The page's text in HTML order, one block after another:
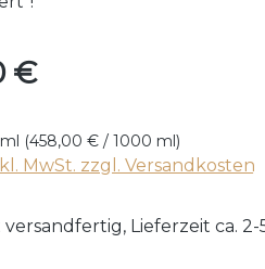
Preis:
€
(458,00 € / 1000 ml)
MwSt. zzgl. Versandkosten
Lieferzeit ca.